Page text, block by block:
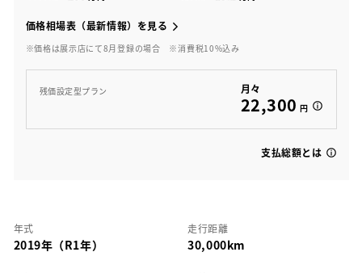
価格相場表（最新情報）を見る
※価格は展示店にて8月登録の場合 ※消費税10%込み
残価設定型プラン 月々
22,300 円
支払総額とは
年式
2019年（R1年）
走行距離
30,000km